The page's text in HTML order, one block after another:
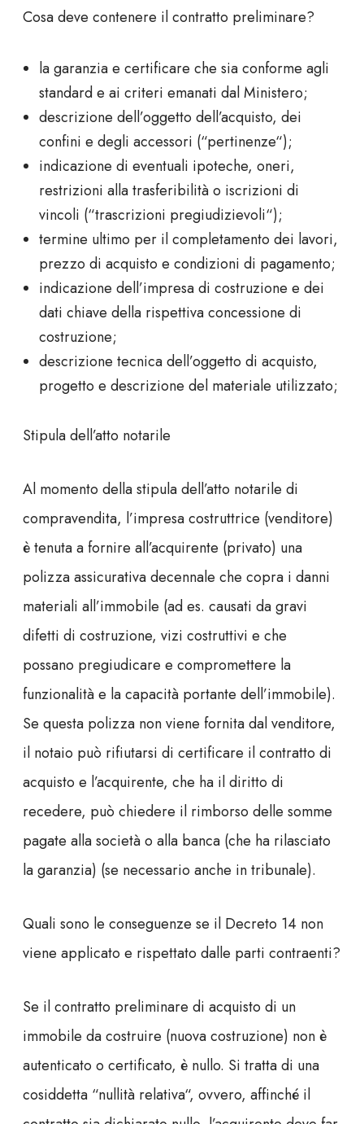
Cosa deve contenere il contratto preliminare?
la garanzia e certificare che sia conforme agli
standard e ai criteri emanati dal Ministero;
descrizione dell’oggetto dell’acquisto, dei
confini e degli accessori (“pertinenze“);
indicazione di eventuali ipoteche, oneri,
restrizioni alla trasferibilità o iscrizioni di
vincoli (“trascrizioni pregiudizievoli“);
termine ultimo per il completamento dei lavori,
prezzo di acquisto e condizioni di pagamento;
indicazione dell’impresa di costruzione e dei
dati chiave della rispettiva concessione di
costruzione;
descrizione tecnica dell’oggetto di acquisto,
progetto e descrizione del materiale utilizzato;
Stipula dell’atto notarile
Al momento della stipula dell’atto notarile di
compravendita, l’impresa costruttrice (venditore)
è tenuta a fornire all’acquirente (privato) una
polizza assicurativa decennale che copra i danni
materiali all’immobile (ad es. causati da gravi
difetti di costruzione, vizi costruttivi e che
possano pregiudicare e compromettere la
funzionalità e la capacità portante dell’immobile).
Se questa polizza non viene fornita dal venditore,
il notaio può rifiutarsi di certificare il contratto di
acquisto e l’acquirente, che ha il diritto di
recedere, può chiedere il rimborso delle somme
pagate alla società o alla banca (che ha rilasciato
la garanzia) (se necessario anche in tribunale).
Quali sono le conseguenze se il Decreto 14 non
viene applicato e rispettato dalle parti contraenti?
Se il contratto preliminare di acquisto di un
immobile da costruire (nuova costruzione) non è
autenticato o certificato, è nullo. Si tratta di una
cosiddetta “nullità relativa“, ovvero, affinché il